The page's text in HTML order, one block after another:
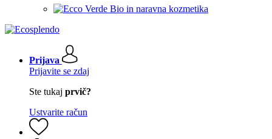
Bio in naravna kozmetika
Prijava
Prijavite se zdaj
Ste tukaj prvič?
Ustvarite račun